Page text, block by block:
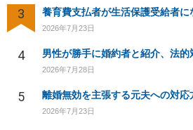
3 養育費支払者が生活保護受給者
2026年7月23日
4 男性が勝手に婚約者と紹介、法的
2026年7月28日
5 離婚無効を主張する元夫への対応
2026年7月23日